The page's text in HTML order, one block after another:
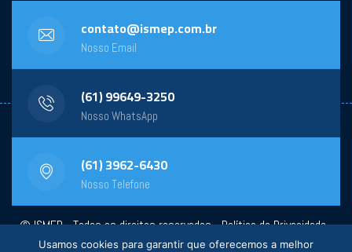
contato@ismep.com.br
Nosso Email
(61) 99649-3250
Nosso WhatsApp
(61) 3962-6430
Nosso Telefone
© ISMEP - Todos os direitos reservados -Política de Privacidade-
Powered by:General Design
Usamos cookies para garantir que oferecemos a melhor